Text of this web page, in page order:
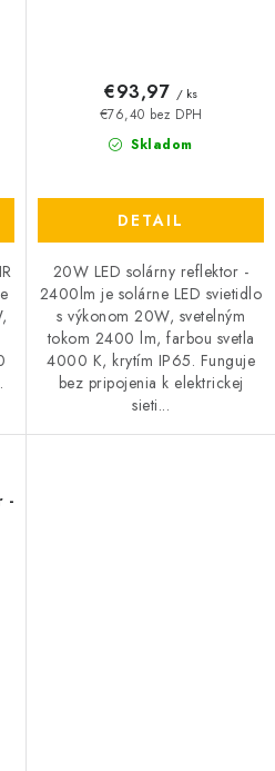
Skladom
€76,40 bez DPH
€93,97 / ks
DETAIL
20W LED solárny reflektor -
2400lm je solárne LED svietidlo
s výkonom 20W, svetelným
tokom 2400 lm, farbou svetla
4000 K, krytím IP65. Funguje
bez pripojenia k elektrickej
sieti...
-